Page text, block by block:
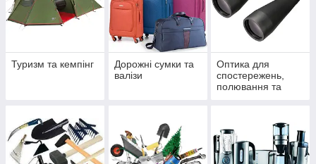
Туризм та кемпінг
Дорожні сумки та
валізи
Оптика для
спостережень,
полювання та